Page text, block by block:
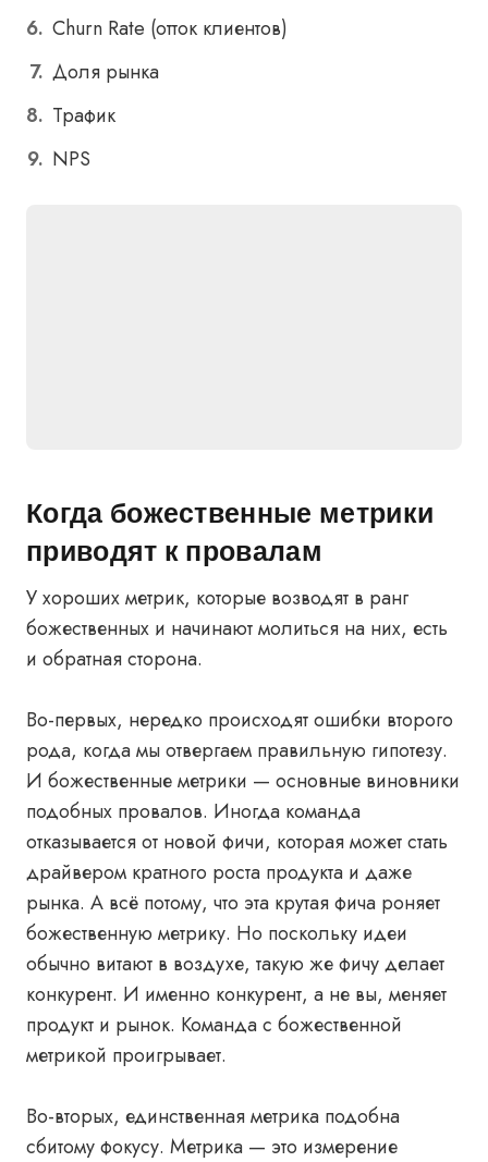
Churn Rate (отток клиентов)
Доля рынка
Трафик
NPS
Когда божественные метрики
приводят к провалам
У хороших метрик, которые возводят в ранг
божественных и начинают молиться на них, есть
и обратная сторона.
Во-первых, нередко происходят ошибки второго
рода, когда мы отвергаем правильную гипотезу.
И божественные метрики — основные виновники
подобных провалов. Иногда команда
отказывается от новой фичи, которая может стать
драйвером кратного роста продукта и даже
рынка. А всё потому, что эта крутая фича роняет
божественную метрику. Но поскольку идеи
обычно витают в воздухе, такую же фичу делает
конкурент. И именно конкурент, а не вы, меняет
продукт и рынок. Команда с божественной
метрикой проигрывает.
Во-вторых, единственная метрика подобна
сбитому фокусу. Метрика — это измерение